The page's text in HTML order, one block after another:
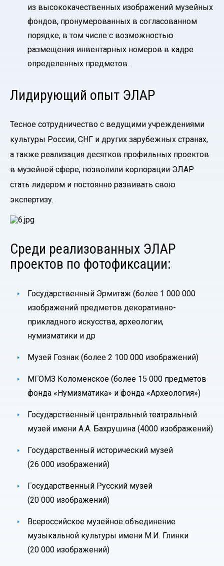
из высококачественных изображений музейных
фондов, пронумерованных в согласованном
порядке, в том числе с возможностью
размещения инвентарных номеров в кадре
определенных предметов.
Лидирующий опыт ЭЛАР
Тесное сотрудничество с ведущими учреждениями
культуры России, СНГ и других зарубежных странах,
а также реализация десятков профильных проектов
в музейной сфере, позволили корпорации ЭЛАР
стать лидером и постоянно развивать свою
экспертизу.
Среди реализованных ЭЛАР
проектов по фотофиксации:
Государственный Эрмитаж (более 1 000 000
изображений предметов декоративно-
прикладного искусства, археологии,
нумизматики и др
Музей Гознак (более 2 100 000 изображений)
МГОМЗ Коломенское (более 15 000 предметов
фонда «Нумизматика» и фонда «Археология»)
Государственный центральный театральный
музей имени А.А. Бахрушина (4000 изображений)
Государственный исторический музей
(26 000 изображений)
Государственный Русский музей
(20 000 изображений)
Всероссийское музейное объединение
музыкальной культуры имени М.И. Глинки
(20 000 изображений)